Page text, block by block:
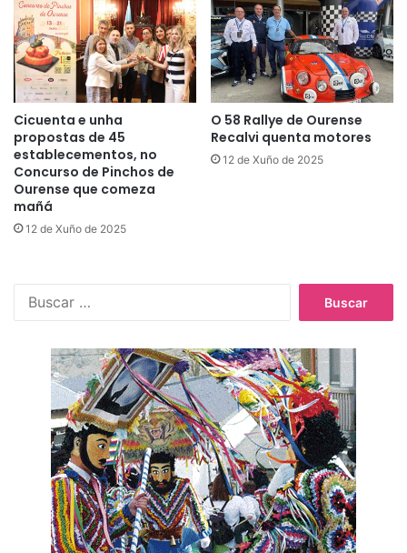
Cicuenta e unha
propostas de 45
establecementos, no
Concurso de Pinchos de
Ourense que comeza
mañá
12 de Xuño de 2025
O 58 Rallye de Ourense
Recalvi quenta motores
12 de Xuño de 2025
c
a
r
: